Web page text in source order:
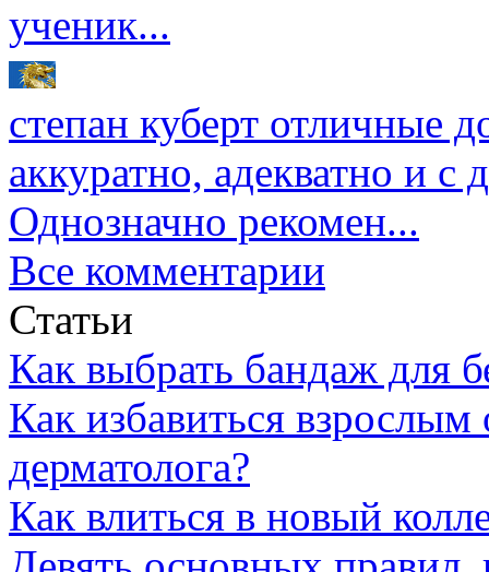
ученик...
степан куберт отличные
аккуратно, адекватно и
Однозначно рекомен...
Все комментарии
Статьи
Как выбрать бандаж для
Как избавиться
дерматолога?
Как влиться в новый